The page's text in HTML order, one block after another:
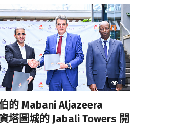
1
的 Mabani Aljazeera
塔圖城的 Jabali Towers 開